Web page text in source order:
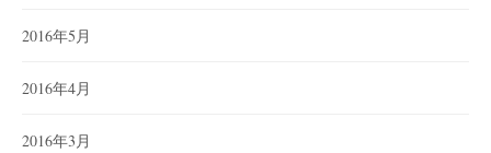
2016年5月
2016年4月
2016年3月